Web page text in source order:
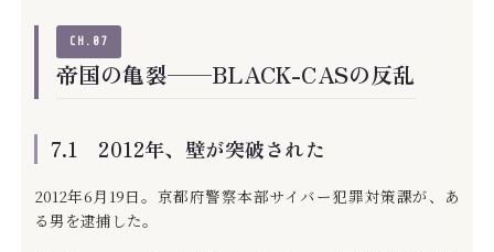
CH.07
帝国の亀裂——BLACK-CASの反乱
7.1 2012年、壁が突破された
2012年6月19日。京都府警察本部サイバー犯罪対策課が、あ
る男を逮捕した。